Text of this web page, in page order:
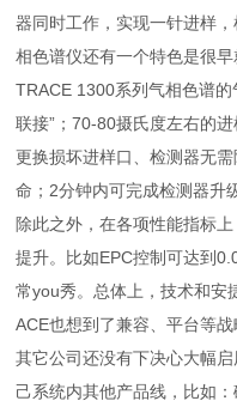
器同时工作，实现一针进样
相色谱仪还有一个特色是很
TRACE 1300系列气相色谱
联接”；70-80摄氏度左右的
更换损坏进样口、检测器无
命；2分钟内可完成检测器升
除此之外，在各项性能指标
提升。比如EPC控制可达到
常you秀。总体上，技术和安
ACE也想到了兼容、平台等
其它公司还没有下决心大幅
己系统内其他产品线，比如